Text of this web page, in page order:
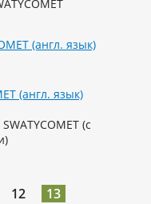
(англ. язык)
(с
12 13